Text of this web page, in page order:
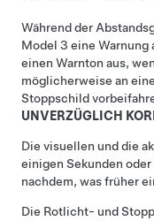
Während der
Model 3 eine Warnung
einen Warnton aus,
möglicherweise an
Stoppschild
UNVERZÜGLICH
Die visuellen und die
einigen Sekunden
nachdem, was früher
Die Rotlicht- und